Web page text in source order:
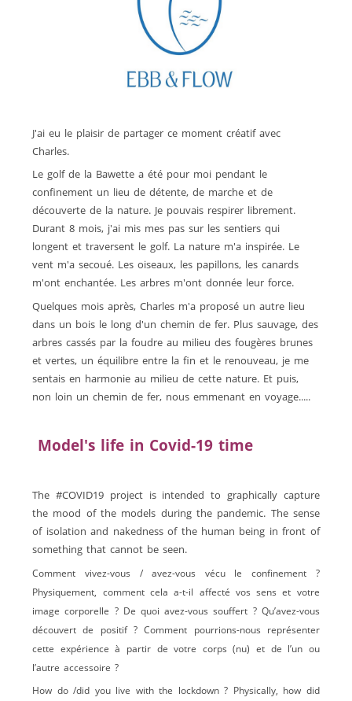
J'ai eu le plaisir de partager ce moment créatif avec
Charles.
Le golf de la Bawette a été pour moi pendant le
confinement un lieu de détente, de marche et de
découverte de la nature. Je pouvais respirer librement.
Durant 8 mois, j'ai mis mes pas sur les sentiers qui
longent et traversent le golf. La nature m'a inspirée. Le
vent m'a secoué. Les oiseaux, les papillons, les canards
m'ont enchantée. Les arbres m'ont donnée leur force.
Quelques mois après, Charles m'a proposé un autre lieu
dans un bois le long d'un chemin de fer. Plus sauvage, des
arbres cassés par la foudre au milieu des fougères brunes
et vertes, un équilibre entre la fin et le renouveau, je me
sentais en harmonie au milieu de cette nature. Et puis,
non loin un chemin de fer, nous emmenant en voyage.....
Model's life in Covid-19 time
The #COVID19 project is intended to graphically capture
the mood of the models during the pandemic. The sense
of isolation and nakedness of the human being in front of
something that cannot be seen.
Comment vivez-vous / avez-vous vécu le confinement ?
Physiquement, comment cela a-t-il affecté vos sens et votre
image corporelle ? De quoi avez-vous souffert ? Qu’avez-vous
découvert de positif ? Comment pourrions-nous représenter
cette expérience à partir de votre corps (nu) et de l’un ou
l’autre accessoire ?
How do /did you live with the lockdown ? Physically, how did